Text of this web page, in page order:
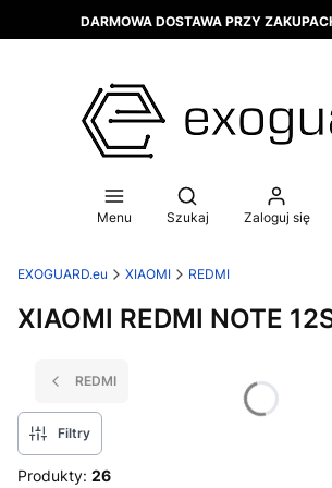
DARMOWA DOSTAWA PRZY
Menu
Otwórz
Szukaj Zaloguj się
EXOGUARD.eu XIAOMI REDMI
XIAOMI REDMI NOTE
REDMI
Filtry
Produkty: 26